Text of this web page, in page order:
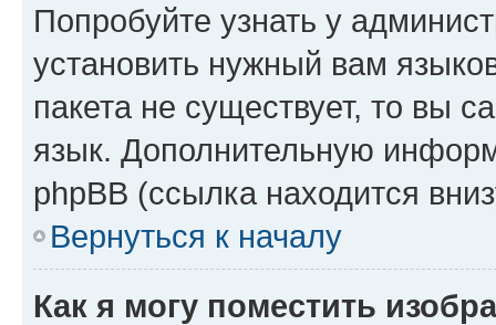
Попробуйте узнать у
установить нужный вам
пакета не существует, то вы
язык. Дополнительную
phpBB (ссылка находится
Вернуться к началу
Как я могу поместить